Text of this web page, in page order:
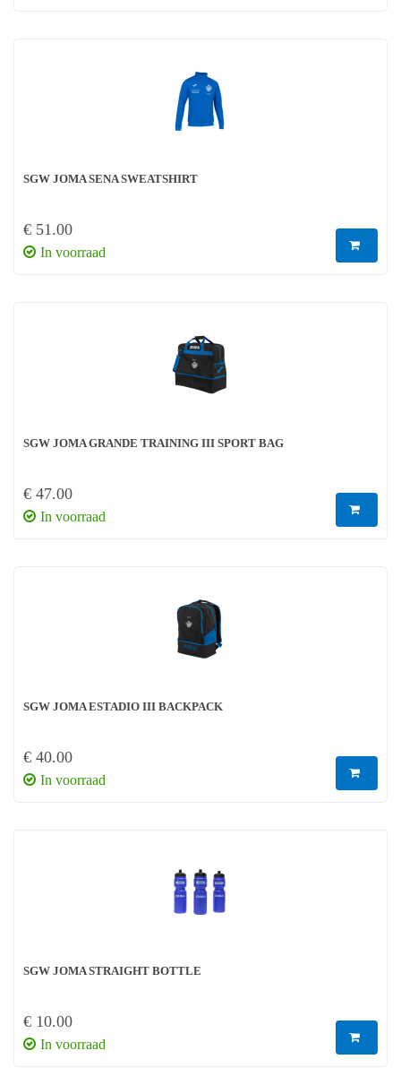
SGW JOMA SENA SWEATSHIRT
€ 51.00
In voorraad
SGW JOMA GRANDE TRAINING III SPORT BAG
€ 47.00
In voorraad
SGW JOMA ESTADIO III BACKPACK
€ 40.00
In voorraad
SGW JOMA STRAIGHT BOTTLE
€ 10.00
In voorraad